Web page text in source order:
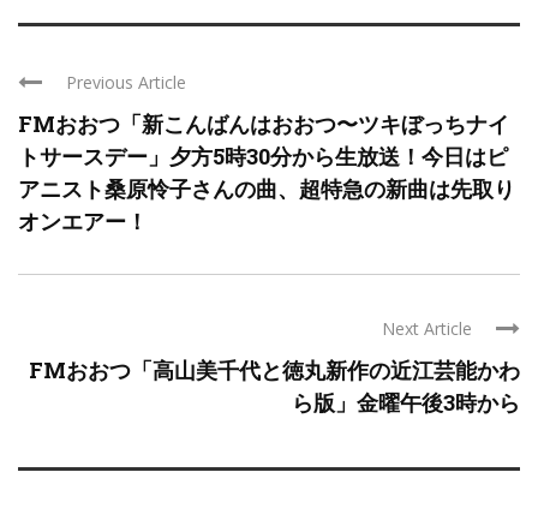
Previous Article
FMおおつ「新こんばんはおおつ〜ツキぼっちナイ
トサースデー」夕方5時30分から生放送！今日はピ
アニスト桑原怜子さんの曲、超特急の新曲は先取り
オンエアー！
Next Article
FMおおつ「高山美千代と徳丸新作の近江芸能かわ
ら版」金曜午後3時から